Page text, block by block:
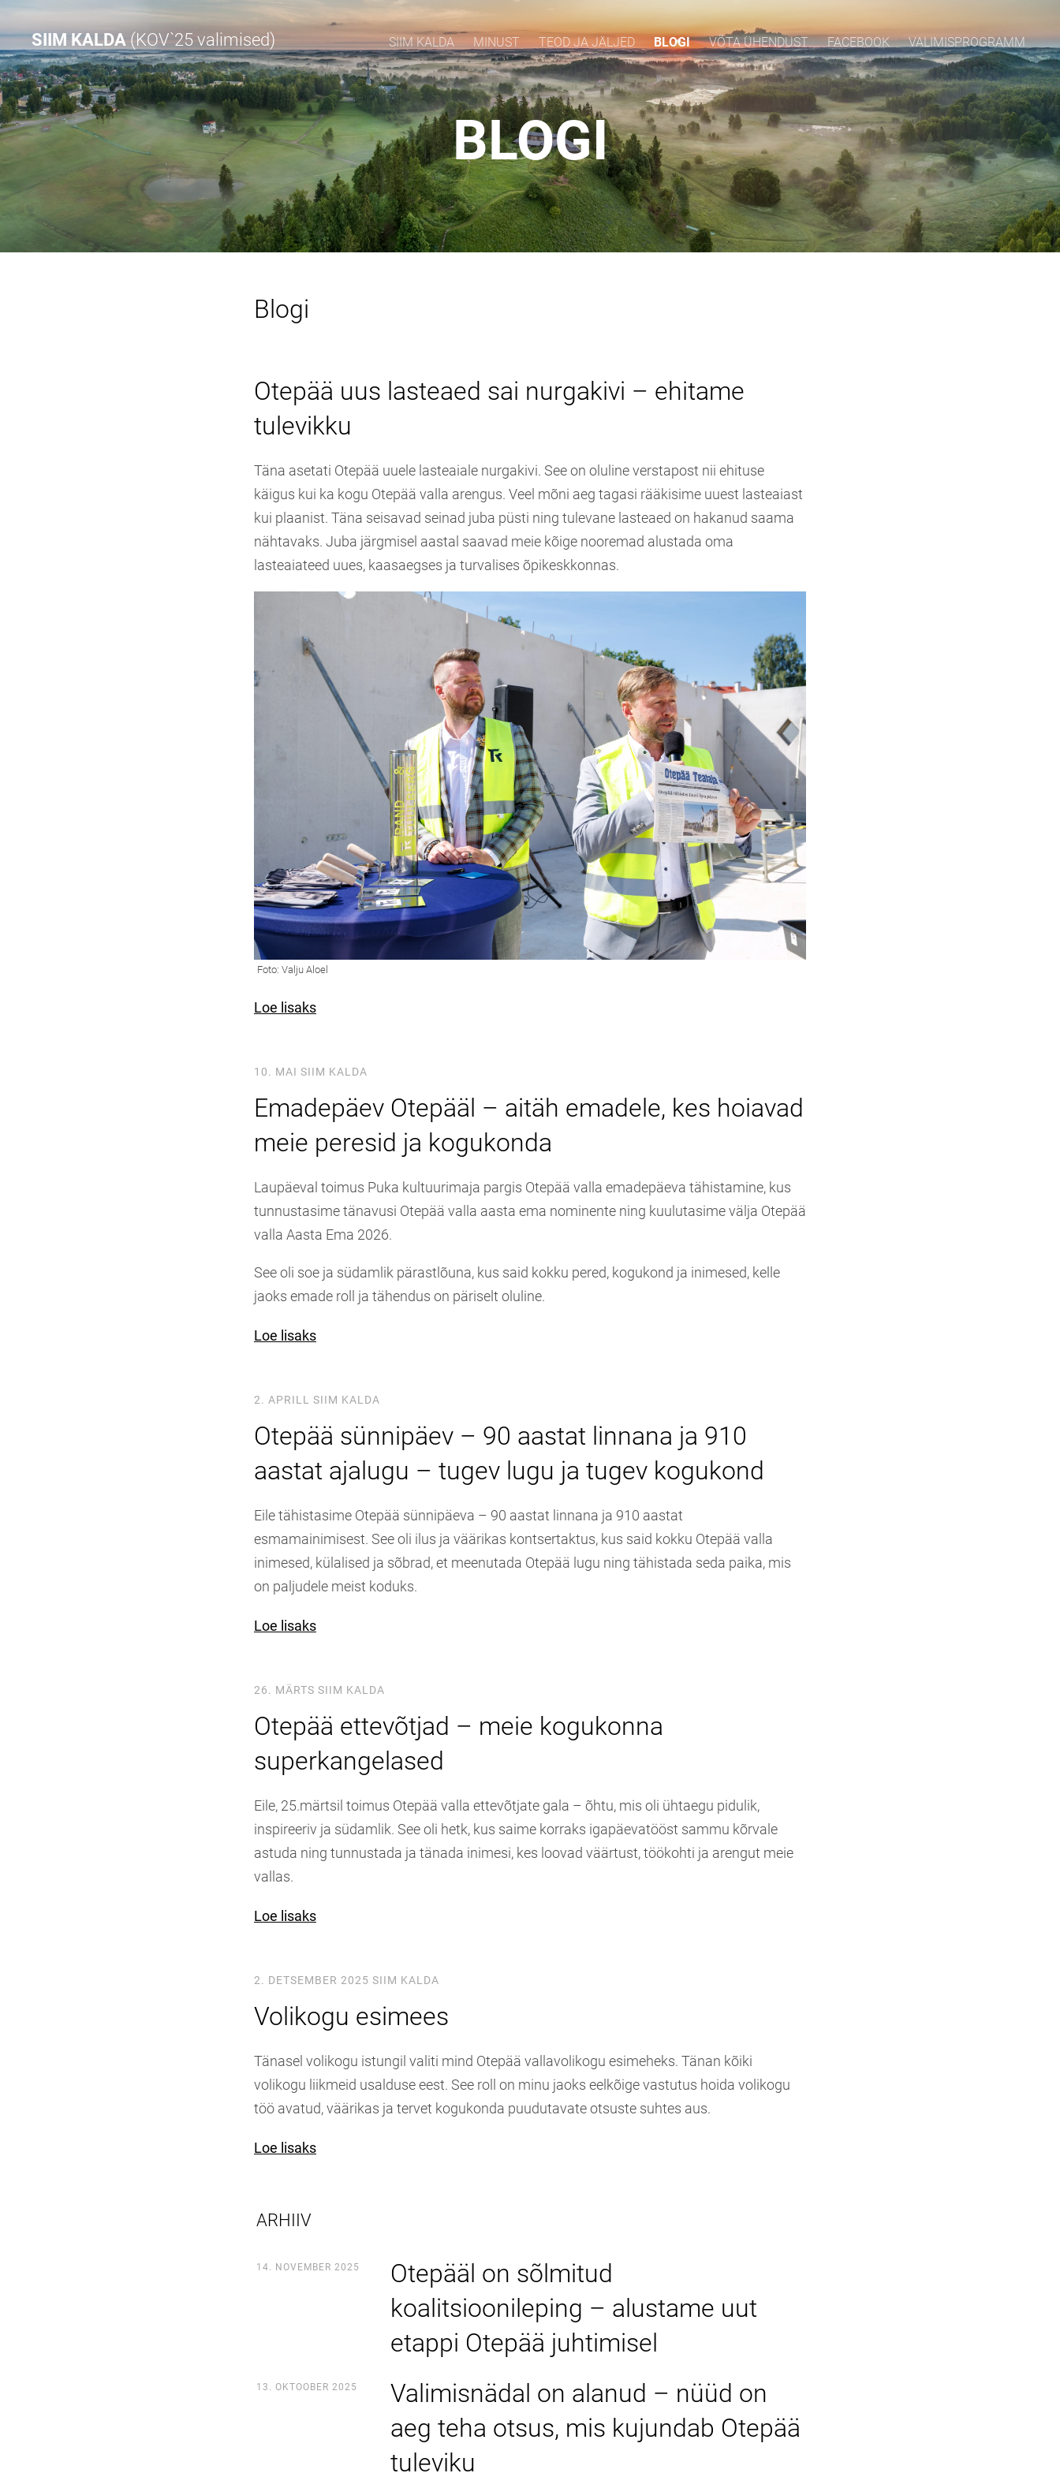
SIIM KALDA(KOV`25 valimised) SIIM KALDA MINUST TEOD JA JÄLJED BLOGI VÕTA ÜHENDUST FACEBOOK VALIMISPROGRAMM
BLOGI
Blogi
Otepää uus lasteaed sai nurgakivi – ehitame
tulevikku
Täna asetati Otepää uuele lasteaiale nurgakivi. See on oluline verstapost nii ehituse
käigus kui ka kogu Otepää valla arengus. Veel mõni aeg tagasi rääkisime uuest lasteaiast
kui plaanist. Täna seisavad seinad juba püsti ning tulevane lasteaed on hakanud saama
nähtavaks. Juba järgmisel aastal saavad meie kõige nooremad alustada oma
lasteaiateed uues, kaasaegses ja turvalises õpikeskkonnas.
Loe lisaks
10. MAI SIIM KALDA
Emadepäev Otepääl – aitäh emadele, kes hoiavad
meie peresid ja kogukonda
Laupäeval toimus Puka kultuurimaja pargis Otepää valla emadepäeva tähistamine, kus
tunnustasime tänavusi Otepää valla aasta ema nominente ning kuulutasime välja Otepää
valla Aasta Ema 2026.
See oli soe ja südamlik pärastlõuna, kus said kokku pered, kogukond ja inimesed, kelle
jaoks emade roll ja tähendus on päriselt oluline.
Loe lisaks
2. APRILL SIIM KALDA
Otepää sünnipäev – 90 aastat linnana ja 910
aastat ajalugu – tugev lugu ja tugev kogukond
Eile tähistasime Otepää sünnipäeva – 90 aastat linnana ja 910 aastat
esmamainimisest. See oli ilus ja väärikas kontsertaktus, kus said kokku Otepää valla
inimesed, külalised ja sõbrad, et meenutada Otepää lugu ning tähistada seda paika, mis
on paljudele meist koduks.
Loe lisaks
26. MÄRTS SIIM KALDA
Otepää ettevõtjad – meie kogukonna
superkangelased
Eile, 25.märtsil toimus Otepää valla ettevõtjate gala – õhtu, mis oli ühtaegu pidulik,
inspireeriv ja südamlik. See oli hetk, kus saime korraks igapäevatööst sammu kõrvale
astuda ning tunnustada ja tänada inimesi, kes loovad väärtust, töökohti ja arengut meie
vallas.
Loe lisaks
2. DETSEMBER 2025 SIIM KALDA
Volikogu esimees
Tänasel volikogu istungil valiti mind Otepää vallavolikogu esimeheks. Tänan kõiki
volikogu liikmeid usalduse eest. See roll on minu jaoks eelkõige vastutus hoida volikogu
töö avatud, väärikas ja tervet kogukonda puudutavate otsuste suhtes aus.
Loe lisaks
ARHIIV
14. NOVEMBER 2025
Otepääl on sõlmitud
koalitsioonileping – alustame uut
etappi Otepää juhtimisel
13. OKTOOBER 2025
Valimisnädal on alanud – nüüd on
aeg teha otsus, mis kujundab Otepää
tuleviku